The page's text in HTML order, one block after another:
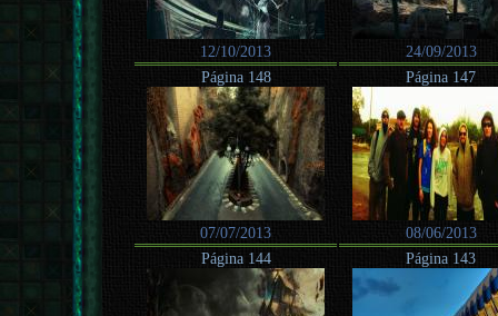
12/10/2013
24/09/2013
Página 148
07/07/2013
Página 147
08/06/2013
Página 144
Página 143